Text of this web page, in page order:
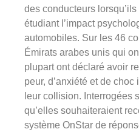
des conducteurs
étudiant l’impact
automobiles. Sur les 46
Émirats arabes unis qui
plupart ont déclaré avoir
peur, d’anxiété et de
leur collision. Interrogées
qu’elles souhaiteraient
système OnStar de